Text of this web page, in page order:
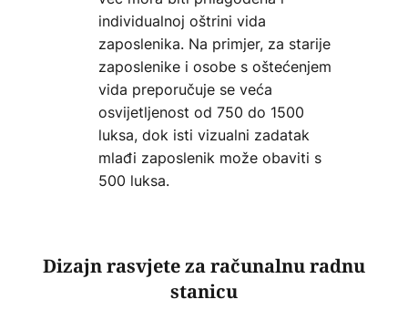
individualnoj oštrini vida
zaposlenika. Na primjer, za starije
zaposlenike i osobe s oštećenjem
vida preporučuje se veća
osvijetljenost od 750 do 1500
luksa, dok isti vizualni zadatak
mlađi zaposlenik može obaviti s
500 luksa.
Dizajn rasvjete za računalnu radnu
stanicu